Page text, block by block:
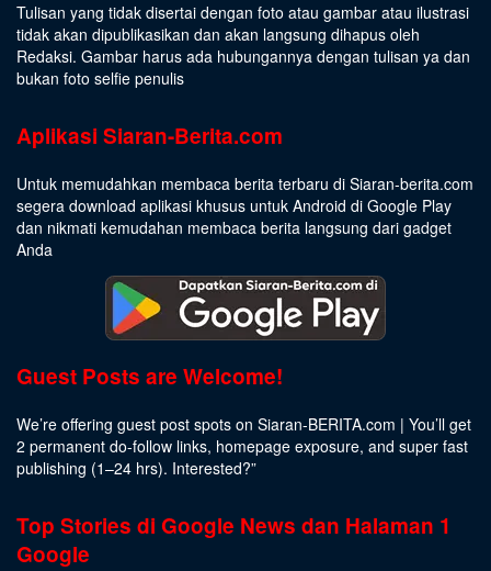
Tulisan yang tidak disertai dengan foto atau gambar atau ilustrasi
tidak akan dipublikasikan dan akan langsung dihapus oleh
Redaksi. Gambar harus ada hubungannya dengan tulisan ya dan
bukan foto selfie penulis
Aplikasi Siaran-Berita.com
Untuk memudahkan membaca berita terbaru di Siaran-berita.com
segera download aplikasi khusus untuk Android di Google Play
dan nikmati kemudahan membaca berita langsung dari gadget
Anda
Guest Posts are Welcome!
We’re offering guest post spots on Siaran-BERITA.com | You’ll get
2 permanent do-follow links, homepage exposure, and super fast
publishing (1–24 hrs). Interested?”
Top Stories di Google News dan Halaman 1
Google